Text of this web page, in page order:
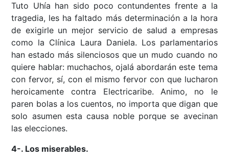
Tuto Uhía han sido poco contundentes frente a la
tragedia, les ha faltado más determinación a la hora
de exigirle un mejor servicio de salud a empresas
como la Clínica Laura Daniela. Los parlamentarios
han estado más silenciosos que un mudo cuando no
quiere hablar: muchachos, ojalá abordarán este tema
con fervor, sí, con el mismo fervor con que lucharon
heroicamente contra Electricaribe. Animo, no le
paren bolas a los cuentos, no importa que digan que
solo asumen esta causa noble porque se avecinan
las elecciones.
4-. Los miserables.